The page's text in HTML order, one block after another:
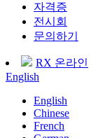
자격증
전시회
문의하기
RX 온라인
English
English
Chinese
French